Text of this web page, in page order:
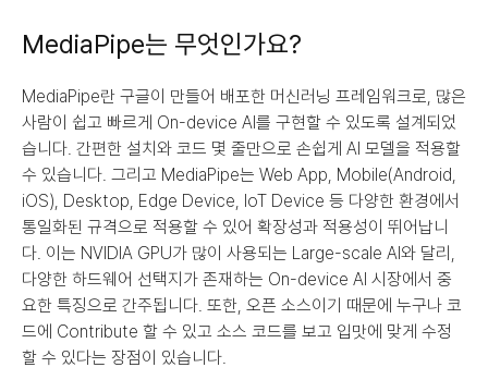
MediaPipe는 무엇인가요?
MediaPipe란 구글이 만들어 배포한 머신러닝 프레임워크로, 많은
사람이 쉽고 빠르게 On-device AI를 구현할 수 있도록 설계되었
습니다. 간편한 설치와 코드 몇 줄만으로 손쉽게 AI 모델을 적용할
수 있습니다. 그리고 MediaPipe는 Web App, Mobile(Android,
iOS), Desktop, Edge Device, IoT Device 등 다양한 환경에서
통일화된 규격으로 적용할 수 있어 확장성과 적용성이 뛰어납니
다. 이는 NVIDIA GPU가 많이 사용되는 Large-scale AI와 달리,
다양한 하드웨어 선택지가 존재하는 On-device AI 시장에서 중
요한 특징으로 간주됩니다. 또한, 오픈 소스이기 때문에 누구나 코
드에 Contribute 할 수 있고 소스 코드를 보고 입맛에 맞게 수정
할 수 있다는 장점이 있습니다.